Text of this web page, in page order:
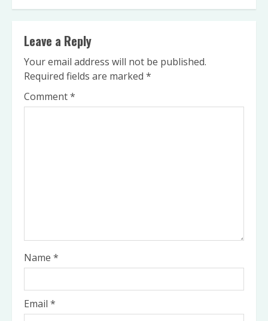
Leave a Reply
Your email address will not be published.
Required fields are marked *
Comment*
Name *
Email *